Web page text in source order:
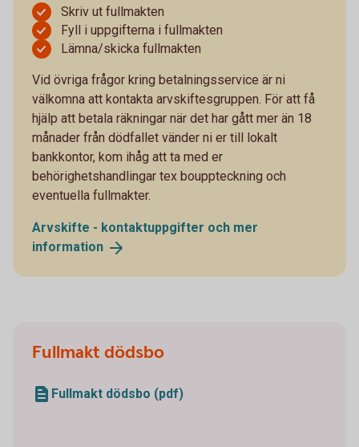
Skriv ut fullmakten
Fyll i uppgifterna i fullmakten
Lämna/skicka fullmakten
Vid övriga frågor kring betalningsservice är ni
välkomna att kontakta arvskiftesgruppen. För att få
hjälp att betala räkningar när det har gått mer än 18
månader från dödfallet vänder ni er till lokalt
bankkontor, kom ihåg att ta med er
behörighetshandlingar tex bouppteckning och
eventuella fullmakter.
Arvskifte - kontaktuppgifter och mer
information
Fullmakt dödsbo
Fullmakt dödsbo (pdf)